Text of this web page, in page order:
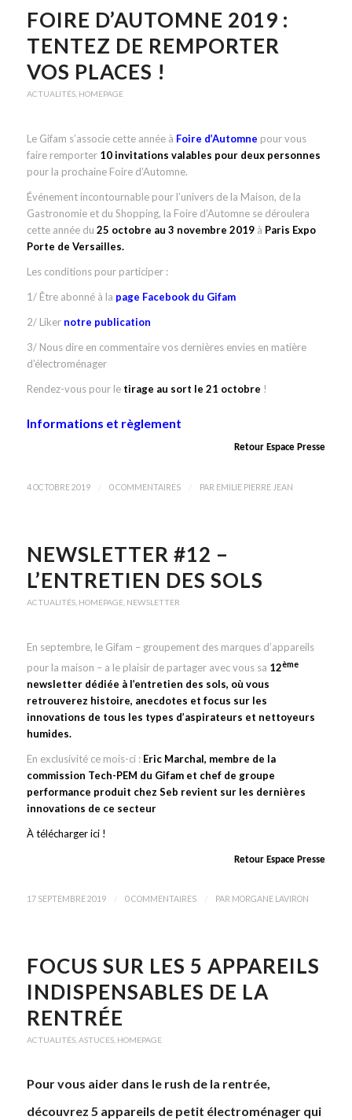
FOIRE D’AUTOMNE 2019 :
TENTEZ DE REMPORTER
VOS PLACES !
ACTUALITÉS, HOMEPAGE
Le Gifam s’associe cette année à Foire d’Automne pour vous
faire remporter 10 invitations valables pour deux personnes
pour la prochaine Foire d’Automne.
Événement incontournable pour l’univers de la Maison, de la
Gastronomie et du Shopping, la Foire d’Automne se déroulera
cette année du 25 octobre au 3 novembre 2019à Paris Expo
Porte de Versailles.
Les conditions pour participer :
1/ Être abonné à la page Facebook du Gifam
2/ Liker notre publication
3/ Nous dire en commentaire vos dernières envies en matière
d’électroménager
Rendez-vous pour letirage au sort le 21 octobre !
Informations et règlement
Retour Espace Presse
4 OCTOBRE 2019 0 COMMENTAIRES PAR EMILIE PIERRE JEAN
NEWSLETTER #12 –
L’ENTRETIEN DES SOLS
ACTUALITÉS, HOMEPAGE, NEWSLETTER
En septembre, le Gifam – groupement des marques d’appareils
pour la maison – a le plaisir de partager avec vous sa 12ème
newsletter dédiée à l’entretien des sols, où vous
retrouverez histoire, anecdotes et focus sur les
innovations de tous les types d’aspirateurs et nettoyeurs
humides.
En exclusivité ce mois-ci : Eric Marchal, membre de la
commission Tech-PEM du Gifam et chef de groupe
performance produit chez Seb revient sur les dernières
innovations de ce secteur
À télécharger ici !
Retour Espace Presse
17 SEPTEMBRE 2019 0 COMMENTAIRES PAR MORGANE LAVIRON
FOCUS SUR LES 5 APPAREILS
INDISPENSABLES DE LA
RENTRÉE
ACTUALITÉS, ASTUCES, HOMEPAGE
Pour vous aider dans le rush de la rentrée,
découvrez 5 appareils de petit électroménager qui